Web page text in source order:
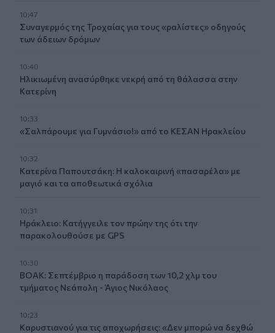
10:47
Συναγερμός της Τροχαίας για τους «ραλίστες» οδηγούς
των άδειων δρόμων
10:40
Ηλικιωμένη ανασύρθηκε νεκρή από τη θάλασσα στην
Κατερίνη
10:33
«Σαλπάρουμε για Γυμνάσιο!» από το ΚΕΣΑΝ Ηρακλείου
10:32
Κατερίνα Παπουτσάκη: Η καλοκαιρινή «πασαρέλα» με
μαγιό και τα αποθεωτικά σχόλια
10:31
Ηράκλειο: Κατήγγειλε τον πρώην της ότι την
παρακολουθούσε με GPS
10:30
ΒΟΑΚ: Σεπτέμβριο η παράδοση των 10,2 χλμ του
τμήματος Νεάπολη - Άγιος Νικόλαος
10:23
Καρυστιανού για τις αποχωρήσεις: «Δεν μπορώ να δεχθώ